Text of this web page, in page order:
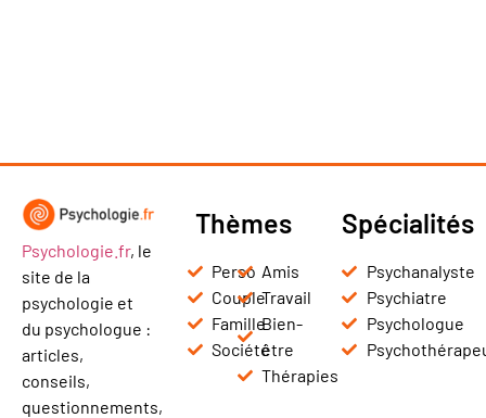
Psychologie.fr, le
site de la
psychologie et
du psychologue :
articles,
conseils,
questionnements,
Thèmes
Perso
Couple
Famille
Société
Amis
Travail
Bien-
être
Thérapies
Spécialités
Psychanalyste
Psychiatre
Psychologue